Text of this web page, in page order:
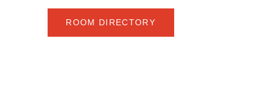
ROOM DIRECTORY